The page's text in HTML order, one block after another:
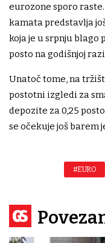
eurozone sporo
kamata predstavlja
koja je u srpnju blago
posto na godišnjoj
Unatoč tome, na
postotni izgledi za
depozite za 0,25
se očekuje još barem
#EURO